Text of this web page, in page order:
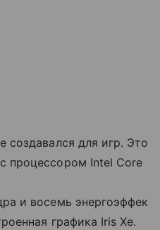
создавался для игр. Это
процессором Intel Core
и восемь энергоэффек
графика Iris Xe.